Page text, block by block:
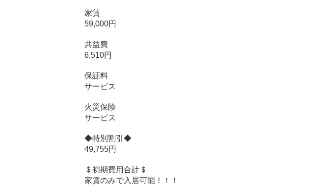
家賃
59,000円
共益費
6,510円
保証料
サービス
火災保険
サービス
◆特別割引◆
49,755円
＄初期費用合計＄
家賃のみで入居可能！！！